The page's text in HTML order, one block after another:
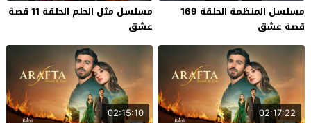
مسلسل المنظمة الحلقة 169
قصة عشق
مسلسل مثل الحلم الحلقة 11 قصة
عشق
02:17:22
02:15:10